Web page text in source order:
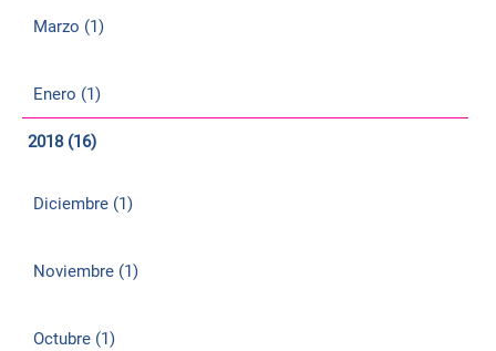
Marzo (1)
Enero (1)
2018 (16)
Diciembre (1)
Noviembre (1)
Octubre (1)